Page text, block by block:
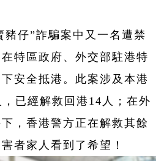
豬仔”詐騙案中又一名遭禁
特區政府、外交部駐港特
安全抵港。此案涉及本港
已經解救回港14人；在外
，香港警方正在解救其餘
者家人看到了希望！